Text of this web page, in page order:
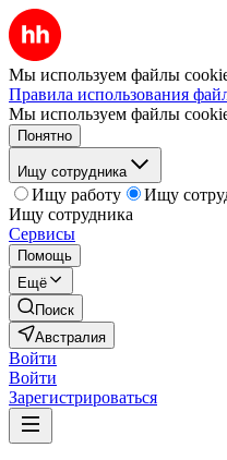
Мы используем файлы
Правила использования
Мы используем файлы
Понятно
Ищу сотрудника
Ищу работу
Ищу
Ищу сотрудника
Сервисы
Помощь
Ещё
Поиск
Австралия
Войти
Войти
Зарегистрироваться